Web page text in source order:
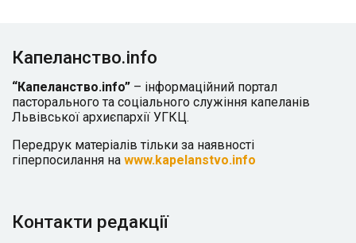
Капеланство.info
“Капеланство.info” – інформаційний портал
пасторального та соціального служіння капеланів
Львівської архиєпархії УГКЦ.
Передрук матеріалів тільки за наявності
гіперпосилання на www.kapelanstvo.info
Контакти редакції